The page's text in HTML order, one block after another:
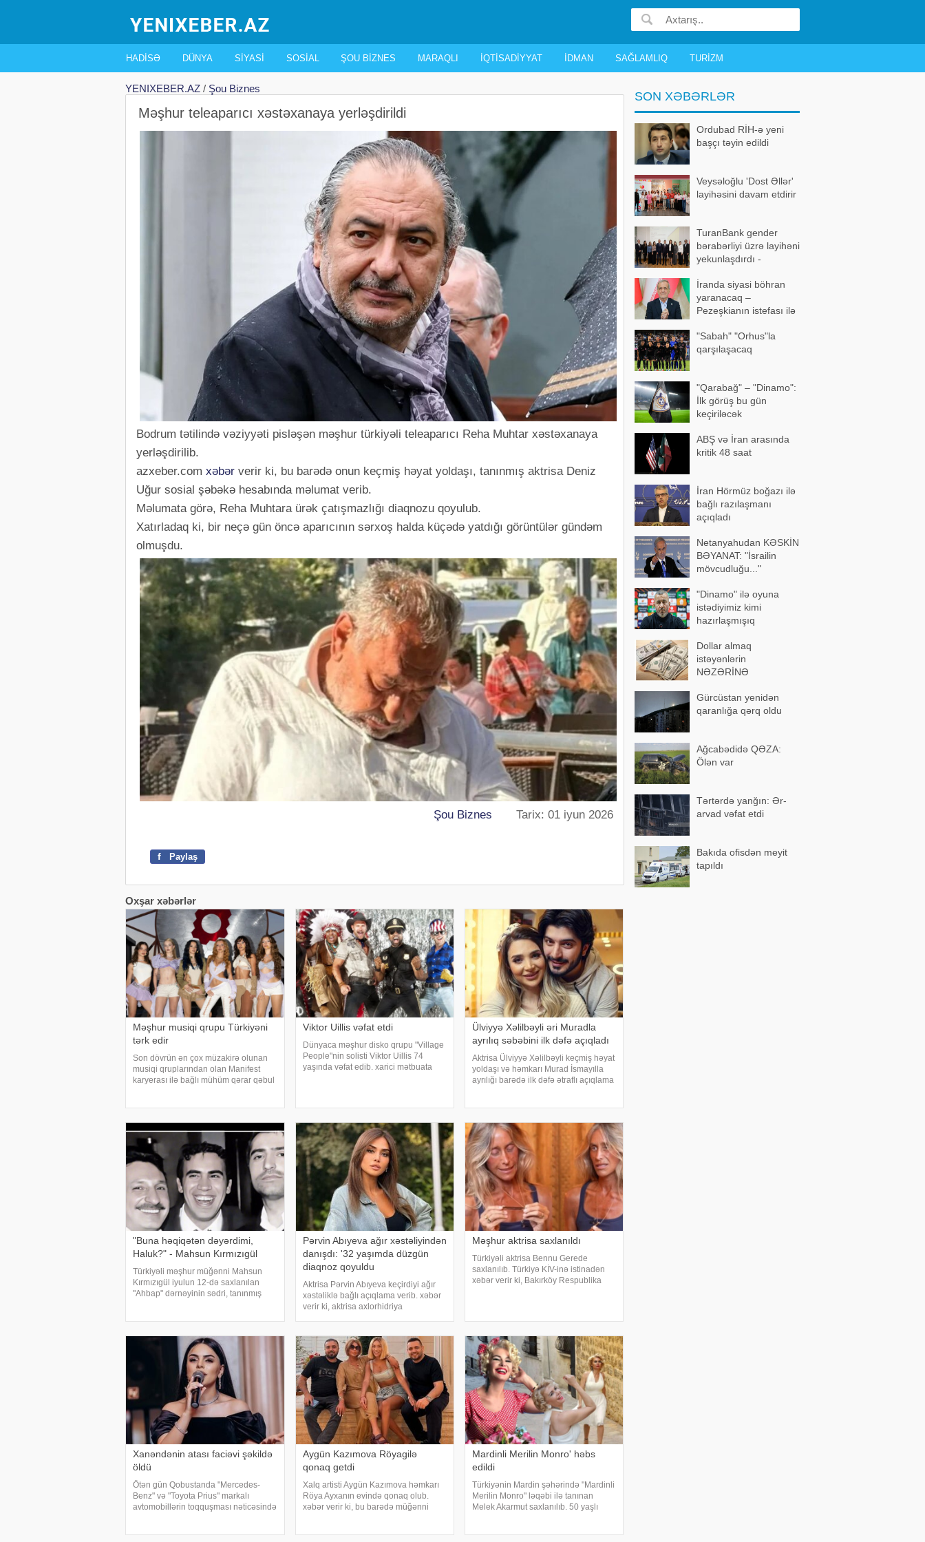
HADISƏ DÜNYA SIYASI SOSIAL ŞOU BIZNES MARAQLI İQTISADIYYAT İDMAN SAĞLAMLIQ TURIZM
YENIXEBER.AZ / Şou Biznes
Məşhur teleaparıcı xəstəxanaya yerləşdirildi
Bodrum tətilində vəziyyəti pisləşən məşhur türkiyəli teleaparıcı Reha Muhtar xəstəxanaya
yerləşdirilib.
azxeber.com xəbər verir ki, bu barədə onun keçmiş həyat yoldaşı, tanınmış aktrisa Deniz
Uğur sosial şəbəkə hesabında məlumat verib.
Məlumata görə, Reha Muhtara ürək çatışmazlığı diaqnozu qoyulub.
Xatırladaq ki, bir neçə gün öncə aparıcının sərxoş halda küçədə yatdığı görüntülər gündəm
olmuşdu.
Şou Biznes Tarix: 01 iyun 2026
f Paylaş
Oxşar xəbərlər
Məşhur musiqi qrupu Türkiyəni
tərk edir
Son dövrün ən çox müzakirə olunan
musiqi qruplarından olan Manifest
karyerası ilə bağlı mühüm qərar qəbul
İstanbuldak
Viktor Uillis vəfat etdi
Dünyaca məşhur disko qrupu "Village
People"nin solisti Viktor Uillis 74
yaşında vəfat edib. xarici mətbuata
Ülviyyə Xəlilbəyli əri Muradla
ayrılıq səbəbini ilk dəfə açıqladı
Aktrisa Ülviyyə Xəlilbəyli keçmiş həyat
yoldaşı və həmkarı Murad İsmayılla
ayrılığı barədə ilk dəfə ətraflı açıqlama
"Buna həqiqətən dəyərdimi,
Haluk?" - Mahsun Kırmızıgül
Türkiyəli məşhur müğənni Mahsun
Kırmızıgül iyulun 12-də saxlanılan
"Ahbap" dərnəyinin sədri, tanınmış
yaxı
Pərvin Abıyeva ağır xəstəliyindən
danışdı: '32 yaşımda düzgün
diaqnoz qoyuldu
Aktrisa Pərvin Abıyeva keçirdiyi ağır
xəstəliklə bağlı açıqlama verib. xəbər
verir ki, aktrisa axlorhidriya
bilmədiyini bildirib. "Bu əməliyyat
Azərbaycand
Məşhur aktrisa saxlanıldı
Türkiyəli aktrisa Bennu Gerede
saxlanılıb. Türkiyə KİV-inə istinadən
xəbər verir ki, Bakırköy Respublika
Xanəndənin atası faciəvi şəkildə
öldü
Ötən gün Qobustanda "Mercedes-
Benz" və "Toyota Prius" markalı
avtomobillərin toqquşması nəticəsində
Aygün Kazımova Röyagilə
qonaq getdi
Xalq artisti Aygün Kazımova həmkarı
Röya Ayxanın evində qonaq olub.
xəbər verir ki, bu barədə müğənni
Mardinli Merilin Monro' həbs
edildi
Türkiyənin Mardin şəhərində "Mardinli
Merilin Monro" ləqəbi ilə tanınan
Melek Akarmut saxlanılıb. 50 yaşlı
SON XƏBƏRLƏR
Ordubad RİH-ə yeni
başçı təyin edildi
Veysəloğlu 'Dost Əllər'
layihəsini davam etdirir
TuranBank gender
bərabərliyi üzrə layihəni
yekunlaşdırdı -
İranda siyasi böhran
yaranacaq –
Pezeşkianın istefası ilə
"Sabah" "Orhus"la
qarşılaşacaq
"Qarabağ" – "Dinamo":
İlk görüş bu gün
keçiriləcək
ABŞ və İran arasında
kritik 48 saat
İran Hörmüz boğazı ilə
bağlı razılaşmanı
açıqladı
Netanyahudan KƏSKİN
BƏYANAT: "İsrailin
mövcudluğu..."
"Dinamo" ilə oyuna
istədiyimiz kimi
hazırlaşmışıq
Dollar almaq
istəyənlərin
NƏZƏRİNƏ
Gürcüstan yenidən
qaranlığa qərq oldu
Ağcabədidə QƏZA:
Ölən var
Tərtərdə yanğın: Ər-
arvad vəfat etdi
Bakıda ofisdən meyit
tapıldı